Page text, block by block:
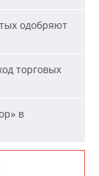
одобряют
торговых
в